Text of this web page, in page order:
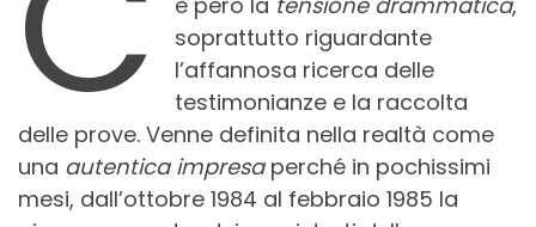
soprattutto riguardante
l’affannosa ricerca delle
testimonianze e la raccolta
delle prove. Venne definita nella realtà come
una autentica impresaperché in pochissimi
mesi, dall’ottobre 1984 al febbraio 1985 la